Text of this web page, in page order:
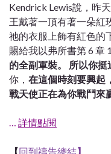
Kendrick Lewis說，昨
王戴著一頂有著一朵紅
祂的衣服上飾有紅色的
賜給我以弗所書第 6 章
的全副軍裝。 所以你挺
你， 在這個時刻要興起
戰天使正在為你戰鬥來
詳情點閱
【回到禱告總結】